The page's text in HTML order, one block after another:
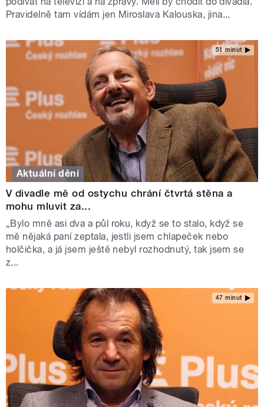
Pravidelně tam vídám jen Miroslava Kalouska, jina...
51 minut
Aktuální dění
V divadle mě od ostychu chrání čtvrtá stěna a
mohu mluvit za...
„Bylo mně asi dva a půl roku, když se to stalo, když se
mě nějaká paní zeptala, jestli jsem chlapeček nebo
holčička, a já jsem ještě nebyl rozhodnutý, tak jsem se
z...
47 minut